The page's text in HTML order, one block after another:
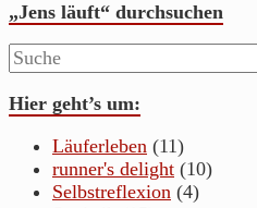
„Jens läuft“ durchsuchen
Hier geht’s um:
Läuferleben (11)
runner's delight (10)
Selbstreflexion (4)